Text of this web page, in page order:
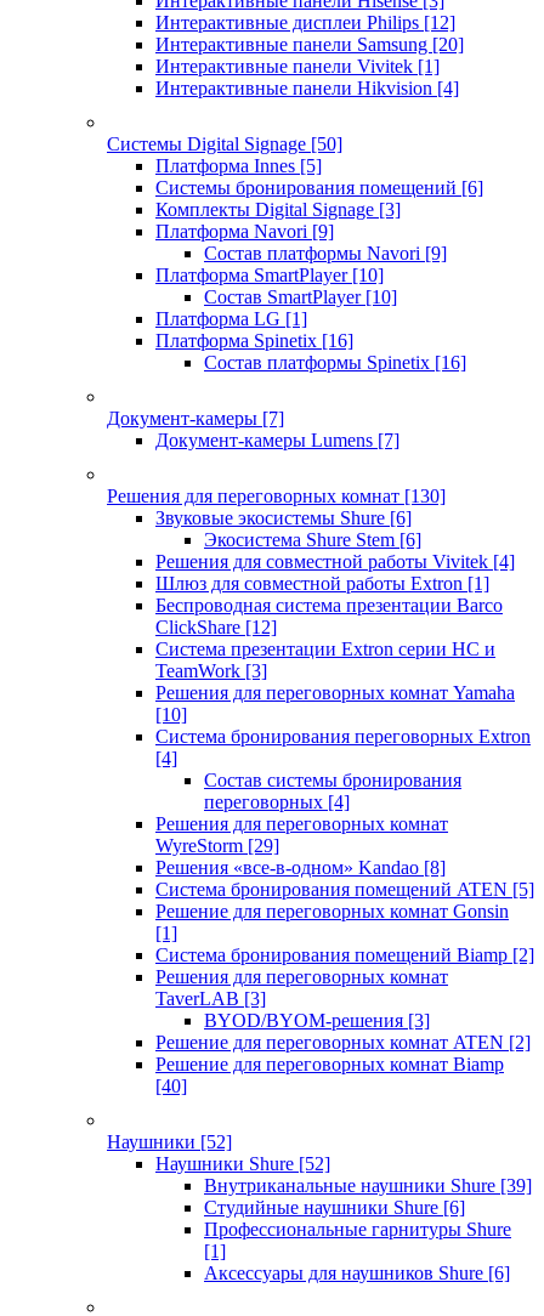
Интерактивные дисплеи Philips [12]
Интерактивные панели Samsung [20]
Интерактивные панели Vivitek [1]
Интерактивные панели Hikvision [4]
Системы Digital Signage [50]
Платформа Innes [5]
Системы бронирования помещений [6]
Комплекты Digital Signage [3]
Платформа Navori [9]
Состав платформы Navori [9]
Платформа SmartPlayer [10]
Состав SmartPlayer [10]
Платформа LG [1]
Платформа Spinetix [16]
Состав платформы Spinetix [16]
Документ-камеры [7]
Документ-камеры Lumens [7]
Решения для переговорных комнат [130]
Звуковые экосистемы Shure [6]
Экосистема Shure Stem [6]
Решения для совместной работы Vivitek [4]
Шлюз для совместной работы Extron [1]
Беспроводная система презентации Barco
ClickShare [12]
Система презентации Extron серии HC и
TeamWork [3]
Решения для переговорных комнат Yamaha
[10]
Система бронирования переговорных Extron
[4]
Состав системы бронирования
переговорных [4]
Решения для переговорных комнат
WyreStorm [29]
Решения «все-в-одном» Kandao [8]
Система бронирования помещений ATEN [5]
Решение для переговорных комнат Gonsin
[1]
Система бронирования помещений Biamp [2]
Решения для переговорных комнат
TaverLAB [3]
BYOD/BYOM-решения [3]
Решение для переговорных комнат ATEN [2]
Решение для переговорных комнат Biamp
[40]
Наушники [52]
Наушники Shure [52]
Внутриканальные наушники Shure [39]
Студийные наушники Shure [6]
Профессиональные гарнитуры Shure
[1]
Аксессуары для наушников Shure [6]